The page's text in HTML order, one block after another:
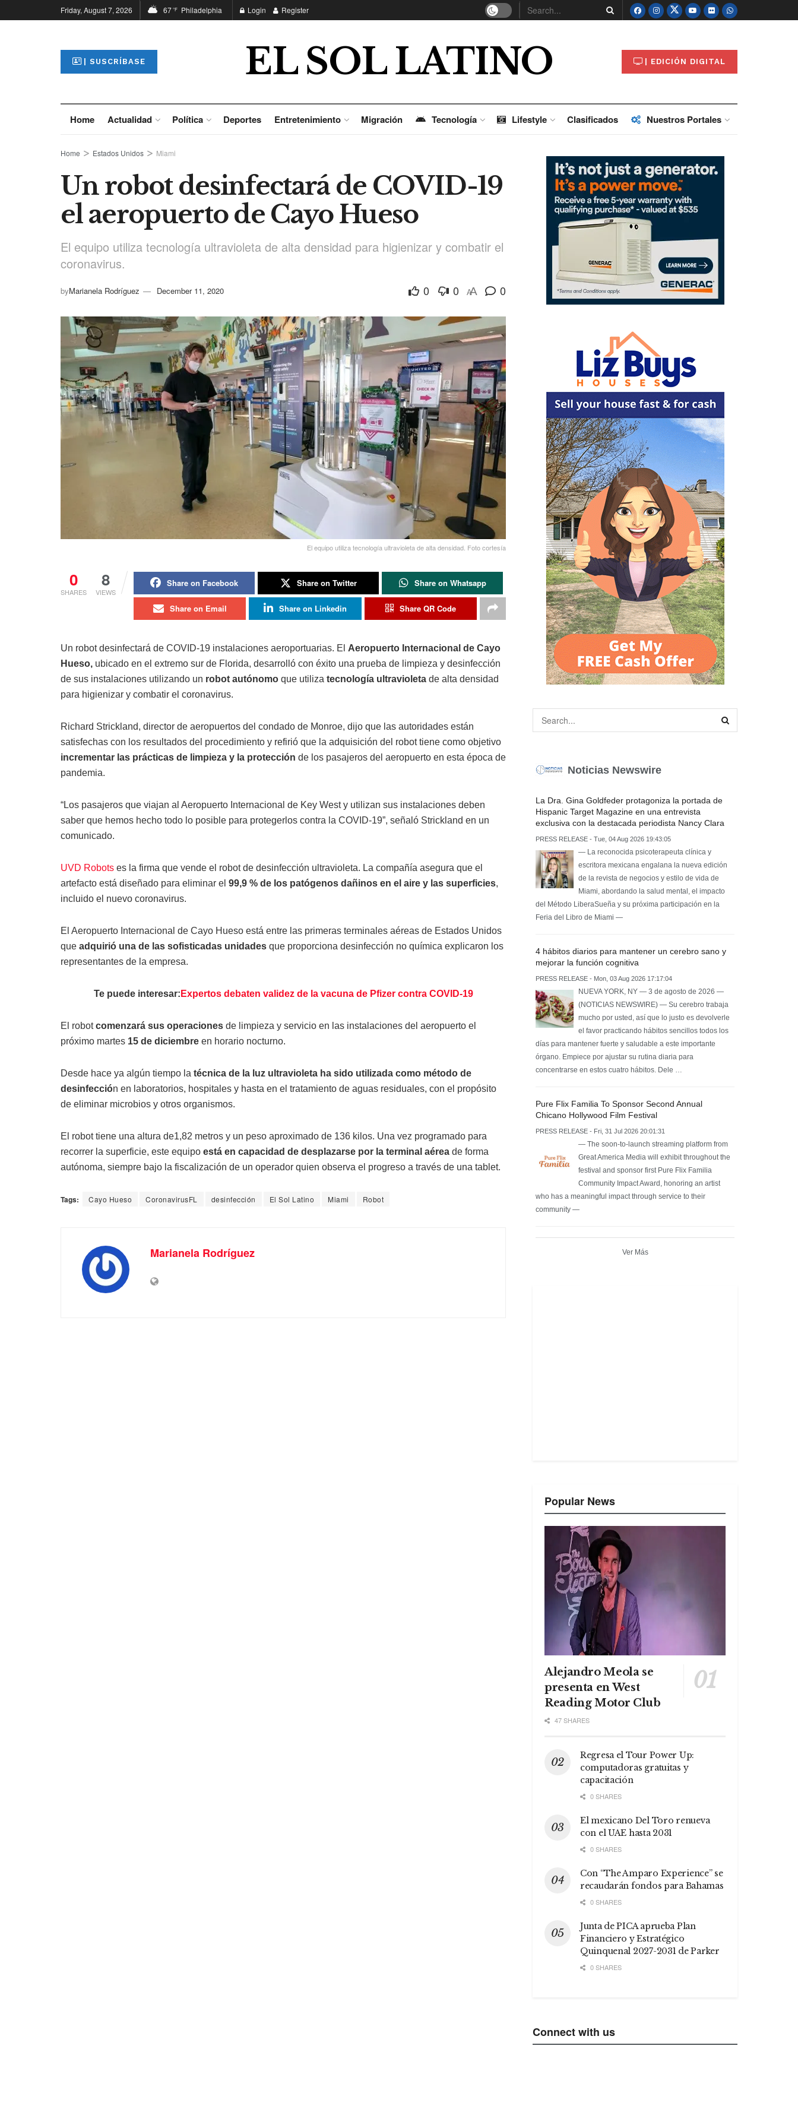
Friday, August 7, 2026 67°F Philadelphia Login Register
| SUSCRÍBASE EL SOL LATINO | EDICIÓN DIGITAL
Home Actualidad Política Deportes Entretenimiento Migración Tecnología Lifestyle Clasificados Nuestros Portales
Home Estados Unidos Miami
Un robot desinfectará de COVID-19
el aeropuerto de Cayo Hueso
El equipo utiliza tecnología ultravioleta de alta densidad para higienizar y combatir el
coronavirus.
byMarianela Rodríguez December 11, 2020 0 0 AA 0
El equipo utiliza tecnología ultravioleta de alta densidad. Foto cortesía
0
SHARES
8
VIEWS
Share on Facebook Share on Twitter Share on Whatsapp
Share on Email Share on Linkedin Share QR Code
Un robot desinfectará de COVID-19 instalaciones aeroportuarias. El Aeropuerto Internacional de Cayo
Hueso, ubicado en el extremo sur de Florida, desarrolló con éxito una prueba de limpieza y desinfección
de sus instalaciones utilizando un robot autónomo que utiliza tecnología ultravioleta de alta densidad
para higienizar y combatir el coronavirus.
Richard Strickland, director de aeropuertos del condado de Monroe, dijo que las autoridades están
satisfechas con los resultados del procedimiento y refirió que la adquisición del robot tiene como objetivo
incrementar las prácticas de limpieza y la protección de los pasajeros del aeropuerto en esta época de
pandemia.
“Los pasajeros que viajan al Aeropuerto Internacional de Key West y utilizan sus instalaciones deben
saber que hemos hecho todo lo posible para protegerlos contra la COVID-19”, señaló Strickland en un
comunicado.
UVD Robots es la firma que vende el robot de desinfección ultravioleta. La compañía asegura que el
artefacto está diseñado para eliminar el 99,9 % de los patógenos dañinos en el aire y las superficies,
incluido el nuevo coronavirus.
El Aeropuerto Internacional de Cayo Hueso está entre las primeras terminales aéreas de Estados Unidos
que adquirió una de las sofisticadas unidades que proporciona desinfección no química explicaron los
representantes de la empresa.
Te puede interesar: Expertos debaten validez de la vacuna de Pfizer contra COVID-19
El robotcomenzará sus operaciones de limpieza y servicio en las instalaciones del aeropuerto el
próximo martes 15 de diciembre en horario nocturno.
Desde hace ya algún tiempo la técnica de la luz ultravioleta ha sido utilizada como método de
desinfección en laboratorios, hospitales y hasta en el tratamiento de aguas residuales, con el propósito
de eliminar microbios y otros organismos.
El robot tiene una altura de1,82 metros y un peso aproximado de 136 kilos. Una vez programado para
recorrer la superficie, este equipo está en capacidad de desplazarse por la terminal aérea de forma
autónoma, siempre bajo la fiscalización de un operador quien observa el progreso a través de una tablet.
Tags: Cayo Hueso CoronavirusFL desinfección El Sol Latino Miami Robot
Marianela Rodríguez
Noticias Newswire
La Dra. Gina Goldfeder protagoniza la portada de
Hispanic Target Magazine en una entrevista
exclusiva con la destacada periodista Nancy Clara
PRESS RELEASE - Tue, 04 Aug 2026 19:43:05
— La reconocida psicoterapeuta clínica y
escritora mexicana engalana la nueva edición
de la revista de negocios y estilo de vida de
Miami, abordando la salud mental, el impacto
del Método LiberaSueña y su próxima participación en la
Feria del Libro de Miami —
4 hábitos diarios para mantener un cerebro sano y
mejorar la función cognitiva
PRESS RELEASE - Mon, 03 Aug 2026 17:17:04
NUEVA YORK, NY — 3 de agosto de 2026 —
(NOTICIAS NEWSWIRE) — Su cerebro trabaja
mucho por usted, así que lo justo es devolverle
el favor practicando hábitos sencillos todos los
días para mantener fuerte y saludable a este importante
órgano. Empiece por ajustar su rutina diaria para
concentrarse en estos cuatro hábitos. Dele …
Pure Flix Familia To Sponsor Second Annual
Chicano Hollywood Film Festival
PRESS RELEASE - Fri, 31 Jul 2026 20:01:31
— The soon-to-launch streaming platform from
Great America Media will exhibit throughout the
festival and sponsor first Pure Flix Familia
Community Impact Award, honoring an artist
who has a meaningful impact through service to their
community —
Ver Más
Popular News
Alejandro Meola se
presenta en West
Reading Motor Club
47 SHARES
Regresa el Tour Power Up:
computadoras gratuitas y
capacitación
0 SHARES
El mexicano Del Toro renueva
con el UAE hasta 2031
0 SHARES
Con “The Amparo Experience” se
recaudarán fondos para Bahamas
0 SHARES
Junta de PICA aprueba Plan
Financiero y Estratégico
Quinquenal 2027-2031 de Parker
0 SHARES
Connect with us